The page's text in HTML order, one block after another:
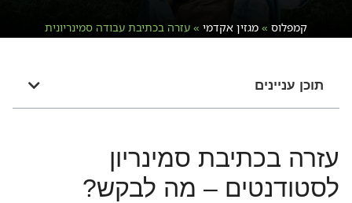
קמפלוס » מגזין אקדמי » עזרה בכתיבת עבודה סמינריונית
תוכן עניינים
עזרה בכתיבת סמינריון
לסטודנטים – מה לבקש?